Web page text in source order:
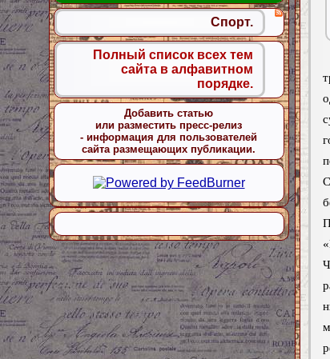
Спорт.
Полный список всех тем
сайта в алфавитном
порядке.
Добавить статью
или разместить пресс-релиз
- информация для пользователей
сайта размещающих публикации.